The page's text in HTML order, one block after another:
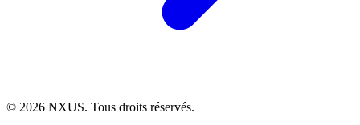
© 2026 NXUS. Tous droits réservés.